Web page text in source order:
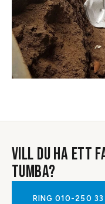
VILL DU HA ETT
TUMBA?
RING010-250 33